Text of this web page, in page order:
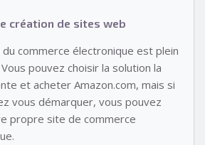
création de sites web
du commerce électronique est plein
pouvez choisir la solution la
et acheter Amazon.com, mais si
vous démarquer, vous pouvez
propre site de commerce